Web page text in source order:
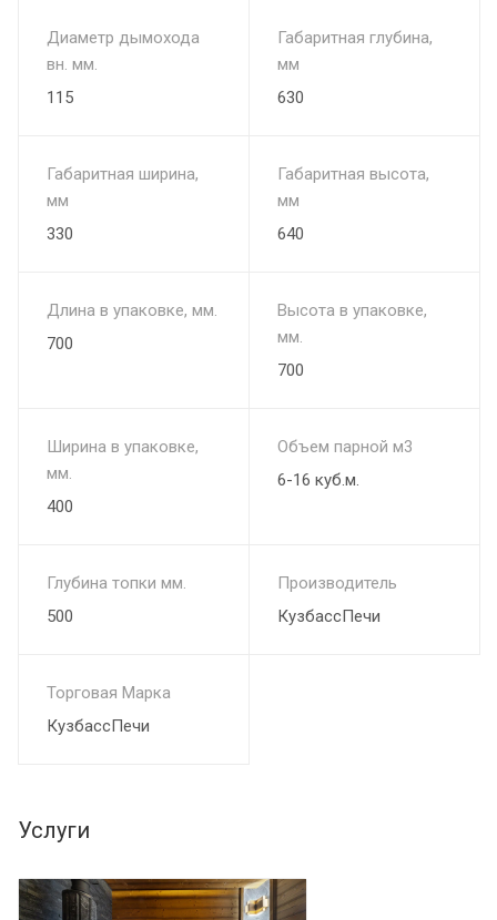
Диаметр дымохода
вн. мм.
115
Габаритная глубина,
мм
630
Габаритная ширина,
мм
330
Габаритная высота,
мм
640
Длина в упаковке, мм.
700
Высота в упаковке,
мм.
700
Ширина в упаковке,
мм.
400
Объем парной м3
6-16 куб.м.
Глубина топки мм.
500
Производитель
КузбассПечи
Торговая Марка
КузбассПечи
Услуги